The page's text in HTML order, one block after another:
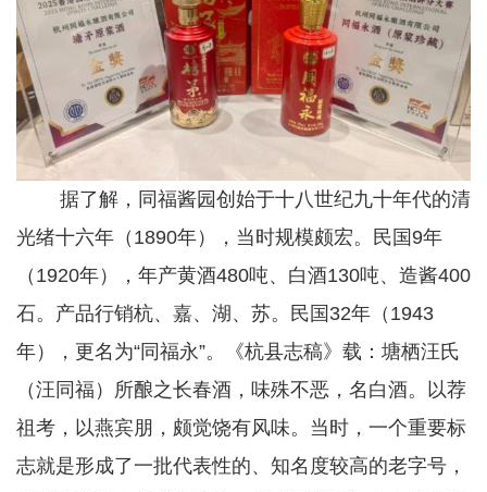
据了解，同福酱园创始于十八世纪九十年代的清
光绪十六年（1890年），当时规模颇宏。民国9年
（1920年），年产黄酒480吨、白酒130吨、造酱400
石。产品行销杭、嘉、湖、苏。民国32年（1943
年），更名为“同福永”。《杭县志稿》载：塘栖汪氏
（汪同福）所酿之长春酒，味殊不恶，名白酒。以荐
祖考，以燕宾朋，颇觉饶有风味。当时，一个重要标
志就是形成了一批代表性的、知名度较高的老字号，